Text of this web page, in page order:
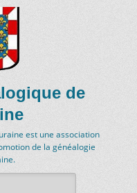
de
est une association
de la généalogie